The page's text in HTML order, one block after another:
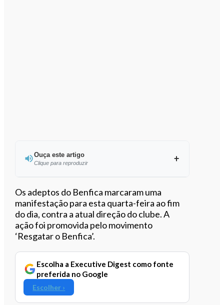
Ouça este artigo
Clique para reproduzir
Ouvir este artigo
Os adeptos do Benfica marcaram uma
manifestação para esta quarta-feira ao fim
do dia, contra a atual direção do clube. A
ação foi promovida pelo movimento
‘Resgatar o Benfica’.
Escolha a Executive Digest como fonte
preferida no Google
Escolher ›